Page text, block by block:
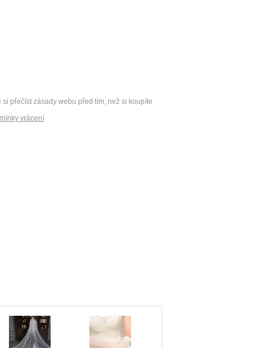
přečíst zásady webu před tím, než si koupíte
vrácení